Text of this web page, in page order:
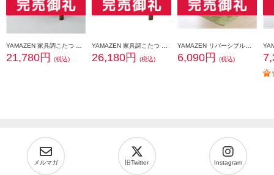
21,780円 (税込) 26,180円 (税込) 6,090円 (税込)
メルマガ 旧Twitter Instagram